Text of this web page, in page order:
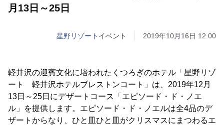
月13日～25日
星野リゾート イベント 2019年10月16日 12:00
軽井沢の迎賓文化に培われたくつろぎのホテル「星野リゾ
ート 軽井沢ホテルブレストンコート」は、2019年12月
13日～25日にデザートコース「エピソード・ド・ノエ
ル」を提供します。エピソード・ド・ノエルは全4品のデ
ザートからなり、ひと皿ひと皿がクリスマスにまつわるエ